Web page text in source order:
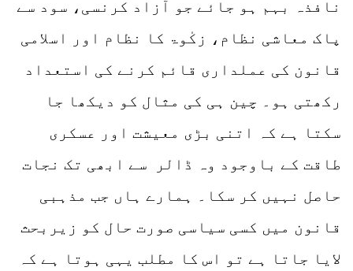
نافذہ بہم ہو جائے جو آزاد کرنسی، سود سے
پاک معاشی نظام، زکٰوۃ کا نظام اور اسلامی
قانون کی عملداری قائم کرنے کی استعداد
رکھتی ہو۔ چین ہی کی مثال کو دیکھا جا
سکتا ہے کہ اتنی بڑی معیشت اور عسکری
طاقت کے باوجود وہ ڈالر سے ابھی تک نجات
حاصل نہیں کر سکا۔ ہمارے ہاں جب مذہبی
قانون میں کسی سیاسی صورت حال کو زیربحث
لایا جاتا ہے تو اس کا مطلب یہی ہوتا ہے کہ